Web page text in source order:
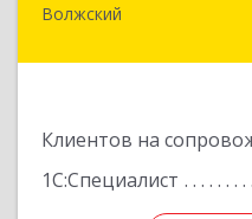
Волжский
Клиентов на
1С:Специалист
404120,